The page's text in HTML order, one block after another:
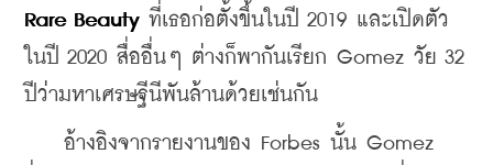
Rare Beauty ที่เธอก่อตั้งขึ้นในปี 2019 และเปิดตัว
ในปี 2020 สื่ออื่นๆ ต่างก็พากันเรียก Gomez วัย 32
ปีว่ามหาเศรษฐีนีพันล้านด้วยเช่นกัน
อ้างอิงจากรายงานของ Forbes นั้น Gomez